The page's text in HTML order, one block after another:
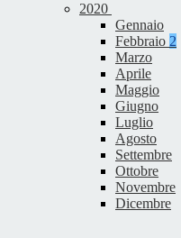
2020
Gennaio
Febbraio 2
Marzo
Aprile
Maggio
Giugno
Luglio
Agosto
Settembre
Ottobre
Novembre
Dicembre